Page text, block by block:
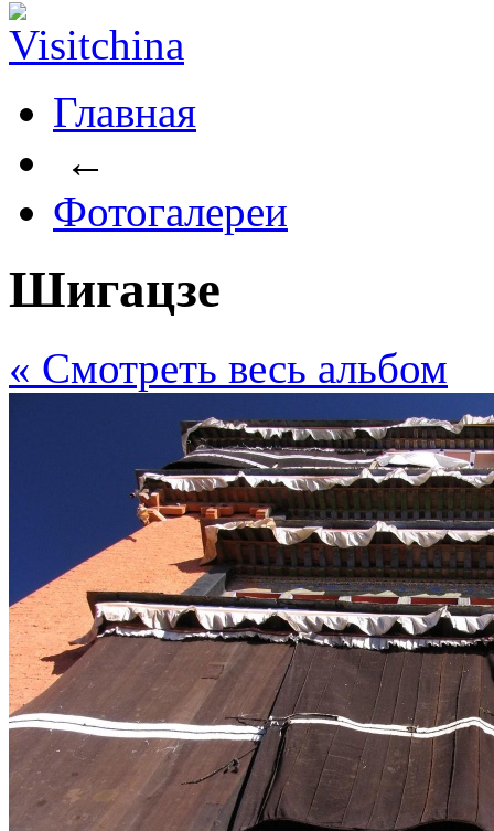
Главная
←
Фотогалереи
Шигацзе
« Cмотреть весь альбом